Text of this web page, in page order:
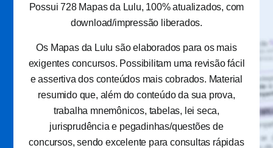
Possui 728 Mapas da Lulu, 100% atualizados, com
download/impressão liberados.
Os Mapas da Lulu são elaborados para os mais
exigentes concursos. Possibilitam uma revisão fácil
e assertiva dos conteúdos mais cobrados. Material
resumido que, além do conteúdo da sua prova,
trabalha mnemônicos, tabelas, lei seca,
jurisprudência e pegadinhas/questões de
concursos, sendo excelente para consultas rápidas